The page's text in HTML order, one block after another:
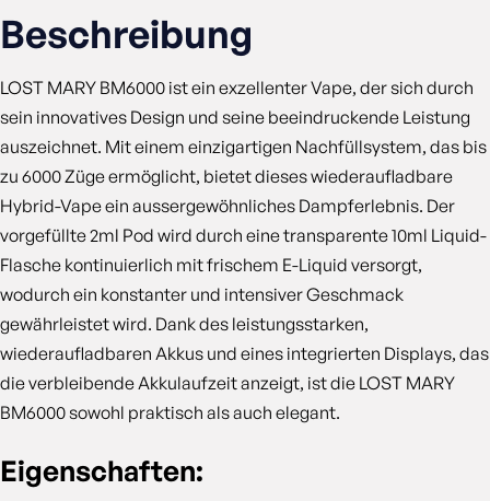
Beschreibung
LOST MARY BM6000 ist ein exzellenter Vape, der sich durch
sein innovatives Design und seine beeindruckende Leistung
auszeichnet. Mit einem einzigartigen Nachfüllsystem, das bis
zu 6000 Züge ermöglicht, bietet dieses wiederaufladbare
Hybrid-Vape ein aussergewöhnliches Dampferlebnis. Der
vorgefüllte 2ml Pod wird durch eine transparente 10ml Liquid-
Flasche kontinuierlich mit frischem E-Liquid versorgt,
wodurch ein konstanter und intensiver Geschmack
gewährleistet wird. Dank des leistungsstarken,
wiederaufladbaren Akkus und eines integrierten Displays, das
die verbleibende Akkulaufzeit anzeigt, ist die LOST MARY
BM6000 sowohl praktisch als auch elegant.
Eigenschaften: